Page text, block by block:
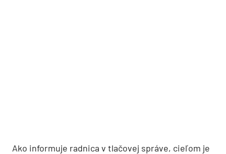
Ako informuje radnica v tlačovej správe, cieľom je